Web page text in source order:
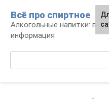
контенту
Всё про спиртное
Алкогольные напитки:
информация